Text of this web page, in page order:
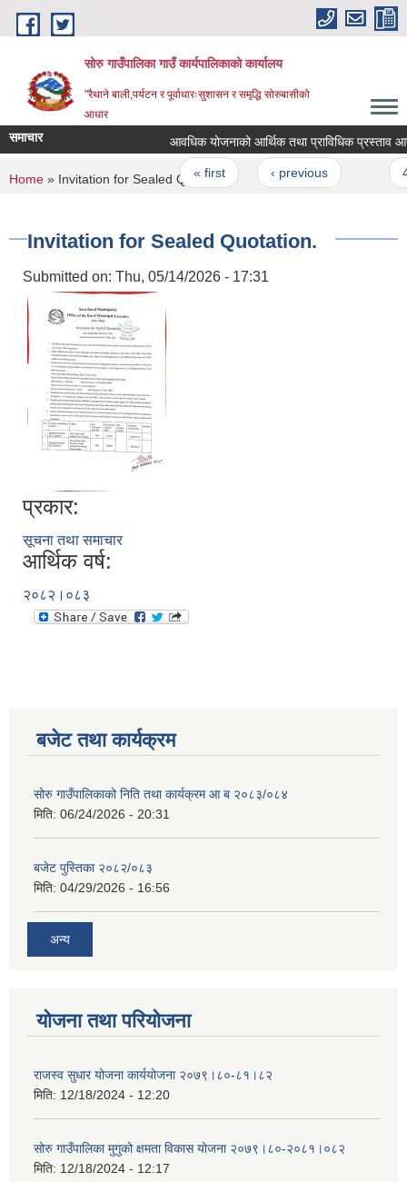
Skip to main content
सोरु गाउँपालिका गाउँ कार्यपालिकाको कार्यालय
"रैथाने बाली,पर्यटन र पूर्वाधारःसुशासन र समृद्धि सोरुबासीको
आधार
समाचार आवधिक योजनाको आर्थिक तथा प्राविधिक प्रस्ताव
Pages
« first ‹ previous
You are here
Home » Invitation for Sealed Quotation.
Invitation for Sealed Quotation.
Submitted on: Thu, 05/14/2026 - 17:31
प्रकार:
सूचना तथा समाचार
आर्थिक वर्ष:
२०८२।०८३
बजेट तथा कार्यक्रम
सोरु गाउँपालिकाको निति तथा कार्यक्रम आ ब २०८३/०८४
मिति: 06/24/2026 - 20:31
बजेट पुस्तिका २०८२/०८३
मिति: 04/29/2026 - 16:56
अन्य
योजना तथा परियोजना
राजस्व सुधार योजना कार्ययोजना २०७९।८०-८१।८२
मिति: 12/18/2024 - 12:20
सोरु गाउँपालिका मुगुको क्षमता विकास योजना २०७९।८०-२०८१।०८२
मिति: 12/18/2024 - 12:17